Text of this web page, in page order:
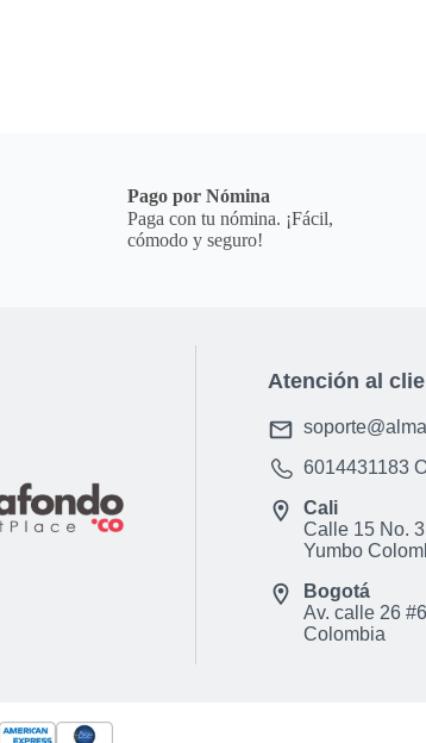
Pago por Nómina
Paga con tu nómina. ¡Fácil,
cómodo y seguro!
Atención al
6014431183
Cali
Calle 15 No.
Yumbo
Bogotá
Av. calle 26
Colombia